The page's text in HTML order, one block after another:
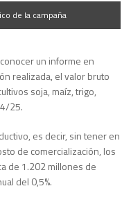
de la campaña
un informe en
realizada, el valor bruto
soja, maíz, trigo,
25.
es decir, sin tener en
de comercialización, los
de 1.202 millones de
del 0,5%.